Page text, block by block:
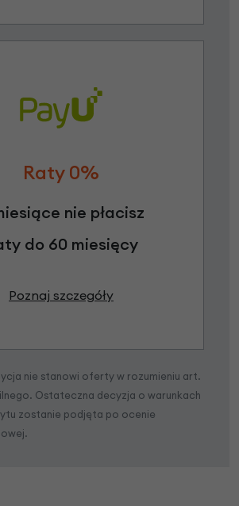
Raty 0%
nie płacisz
do 60 miesięcy
Poznaj szczegóły
nie stanowi oferty w rozumieniu art.
Ostateczna decyzja o warunkach
zostanie podjęta po ocenie